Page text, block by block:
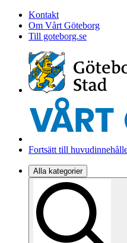
Kontakt
Om Vårt Göteborg
Till goteborg.se
Fortsätt till
Alla kategorier